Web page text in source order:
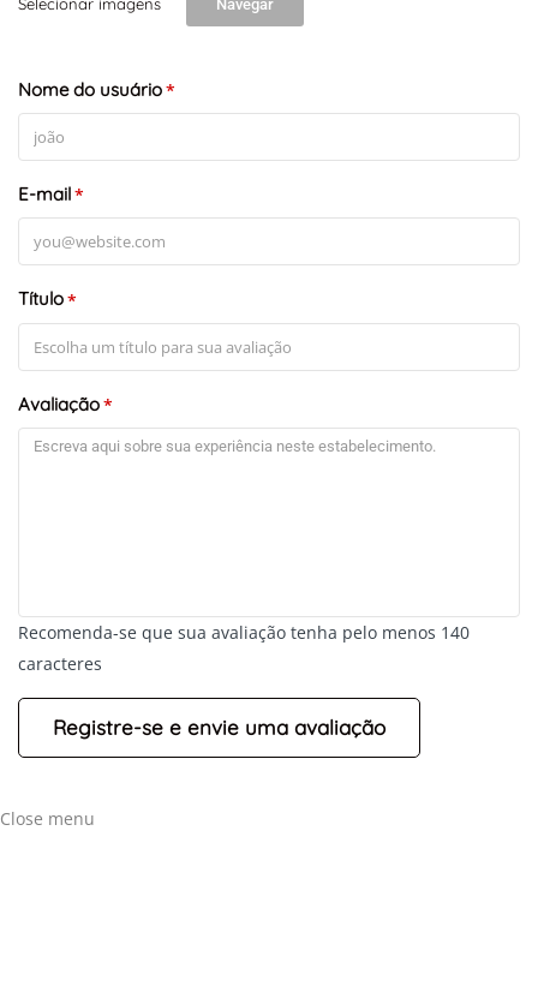
+-
Leaflet
Navegar
Nome do usuário*
E-mail*
Título*
Avaliação*
Recomenda-se que sua avaliação tenha pelo menos 140
caracteres
Close menu